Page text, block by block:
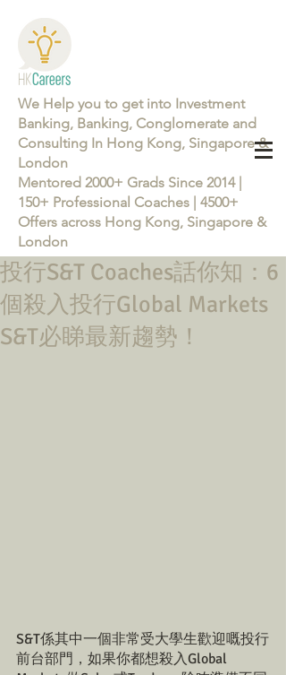
We Help you to get into Investment
Banking, Banking, Conglomerate and
Consulting In Hong Kong, Singapore &
London
Mentored 2000+ Grads Since 2014 |
150+ Professional Coaches | 4500+
Offers across Hong Kong, Singapore &
London
Learn more about the Career Training Program 26/27
投行S&T Coaches話你知：6
個殺入投行Global Markets
S&T必睇最新趨勢！
S&T係其中一個非常受大學生歡迎嘅投行
前台部門，如果你都想殺入Global